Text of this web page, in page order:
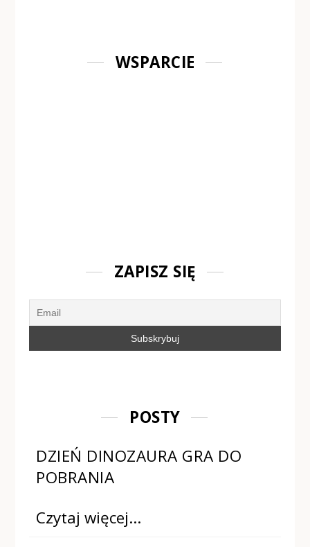
WSPARCIE
ZAPISZ SIĘ
POSTY
DZIEŃ DINOZAURA GRA DO
POBRANIA
Czytaj więcej…